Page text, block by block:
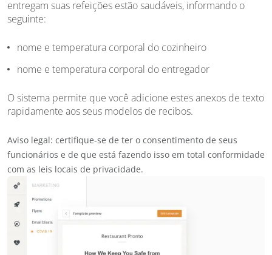
entregam suas refeições estão saudáveis, informando o
seguinte:
nome e temperatura corporal do cozinheiro
nome e temperatura corporal do entregador
O sistema permite que você adicione estes anexos de texto
rapidamente aos seus modelos de recibos.
Aviso legal: certifique-se de ter o consentimento de seus
funcionários e de que está fazendo isso em total conformidade
com as leis locais de privacidade.